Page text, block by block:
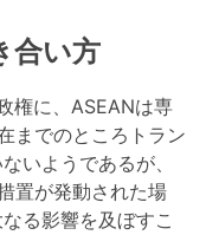
合い方
権に、ASEANは専
までのところトラン
いようであるが、
置が発動された場
る影響を及ぼすこ